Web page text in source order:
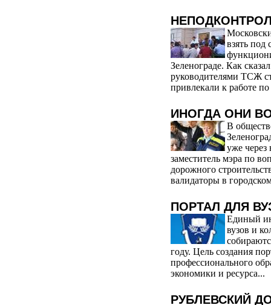
взять под
Зеленограде. Как
руководителями ТСЖ
привлекали к работе
ИНОГДА ОНИ
В
уже через
заместитель мэра по
дорожного
валидаторы в
ПОРТАЛ ДЛЯ
Единый
вузов и
году. Цель создания
профессионального
экономики и ресурса...
РУБЛЕВСКИЙ